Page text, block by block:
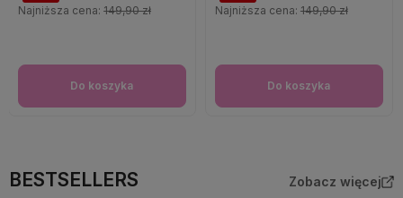
Najniższa cena:149,90 zł
Do koszyka
Najniższa cena: 149,90 zł
Do koszyka
BESTSELLERS Zobacz więcej